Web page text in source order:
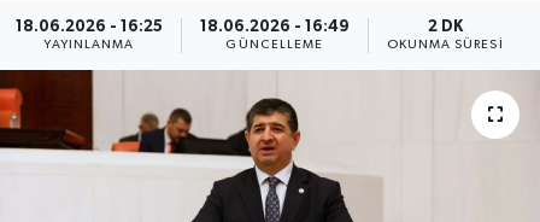
18.06.2026 - 16:25
YAYINLANMA
18.06.2026 - 16:49
GÜNCELLEME
2 DK
OKUNMA SÜRESI
Eğitim
Magazin